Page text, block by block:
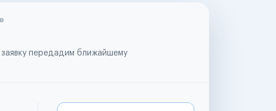
передадим ближайшему